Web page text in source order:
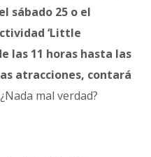
sábado 25 o el
‘Little
las 11 horas hasta las
atracciones, contará
¿Nada mal verdad?